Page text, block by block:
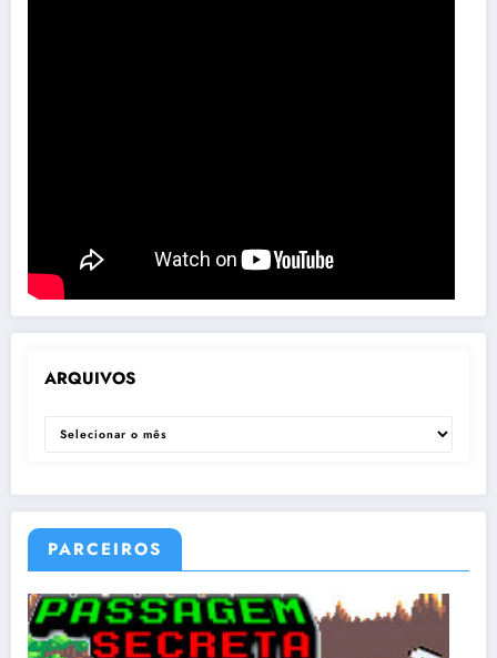
ARQUIVOS
ARQUIVOS
PARCEIROS